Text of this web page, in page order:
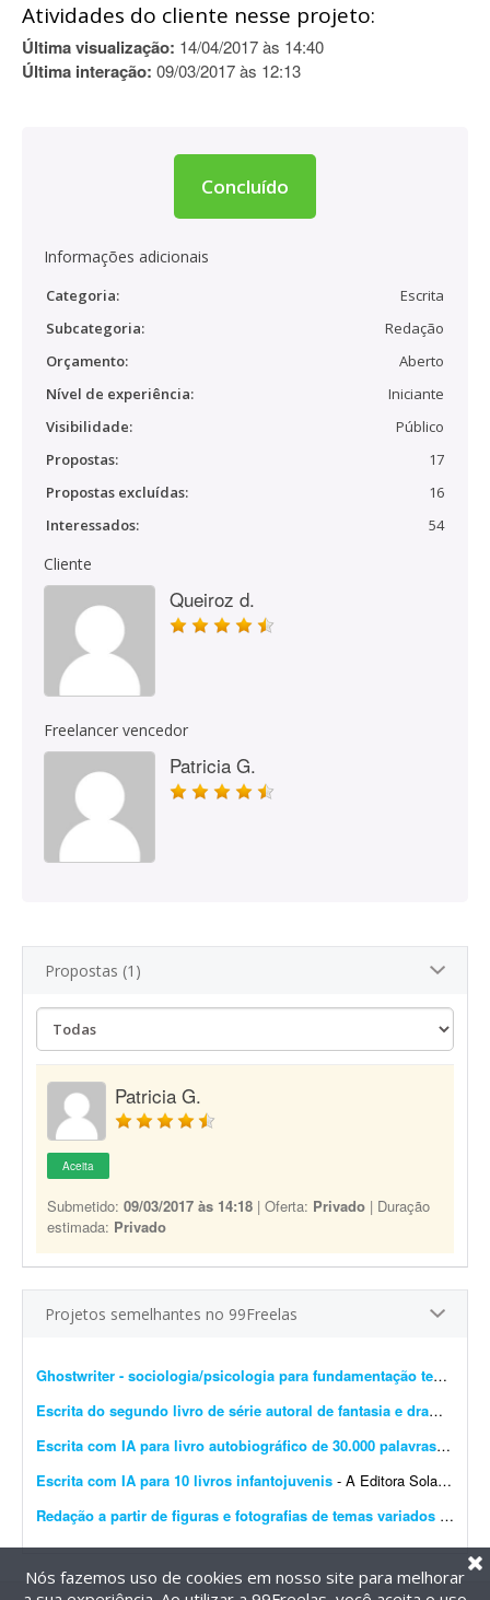
Atividades do cliente nesse projeto:
Última visualização: 14/04/2017 às 14:40
Última interação: 09/03/2017 às 12:13
Concluído
Informações adicionais
Categoria:
Escrita
Subcategoria:
Redação
Orçamento:
Aberto
Nível de experiência:
Iniciante
Visibilidade:
Público
Propostas:
17
Propostas excluídas:
16
Interessados:
54
Cliente
Queiroz d.
Freelancer vencedor
Patricia G.
Propostas (1)
Patricia G.
Aceita
Submetido: 09/03/2017 às 14:18 | Oferta: Privado | Duração
estimada: Privado
Projetos semelhantes no 99Freelas
Ghostwriter - sociologia/psicologia para fundamentação teórica
Escrita do segundo livro de série autoral de fantasia e drama
Escrita com IA para livro autobiográfico de 30.000 palavras
- A
Escrita com IA para 10 livros infantojuvenis - A Editora Solano busca um profissional especializado em Inteligência Artificial e escrita criativa para desenvolver 10 livros completos, com aproximadamente 10 mil palavras cada, utilizando f...
Redação a partir de figuras e fotografias de temas variados
Nós fazemos uso de cookies em nosso site para melhorar